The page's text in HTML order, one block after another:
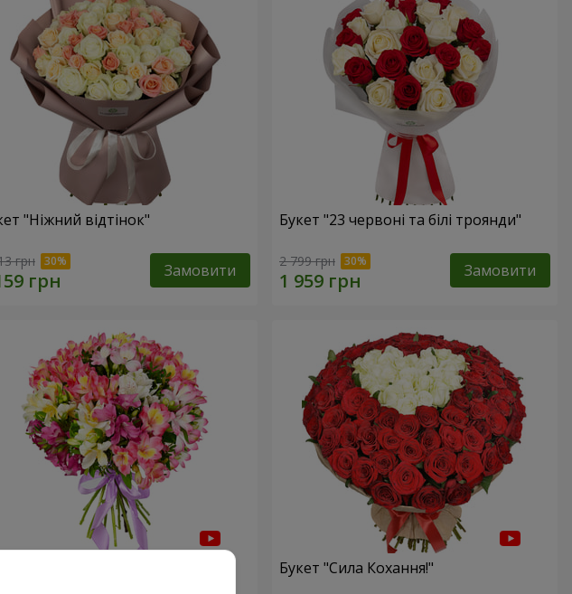
"Ніжний відтінок"
грн Замовити
Букет "23 червоні та білі троянди"
2 799 грн Замовити
Букет "Сила Кохання!"